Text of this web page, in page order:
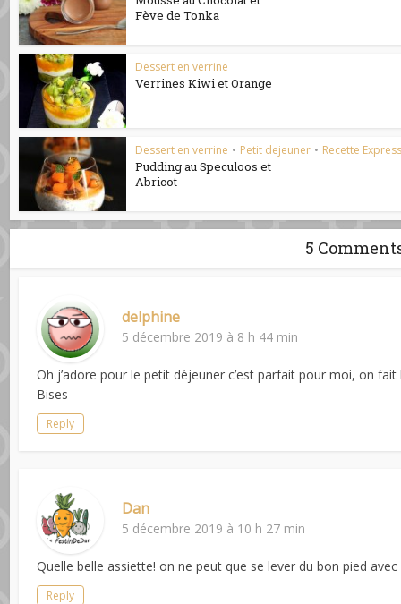
Fève de Tonka
Dessert en verrine
Verrines Kiwi et Orange
Dessert en verrine • Petit dejeuner • Recette
Pudding au Speculoos et
Abricot
5
delphine
5 décembre 2019 à 8 h 44 min
Oh j’adore pour le petit déjeuner c’est parfait pour moi, on
Bises
Reply
Dan
5 décembre 2019 à 10 h 27 min
Quelle belle assiette! on ne peut que se lever du bon pied avec
Reply